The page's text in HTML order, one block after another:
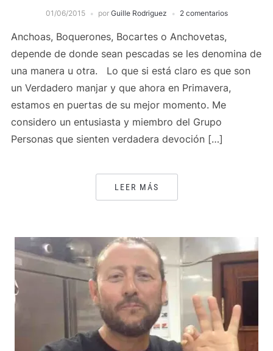
01/06/2015 por Guille Rodriguez 2 comentarios
Anchoas, Boquerones, Bocartes o Anchovetas,
depende de donde sean pescadas se les denomina de
una manera u otra. Lo que si está claro es que son
un Verdadero manjar y que ahora en Primavera,
estamos en puertas de su mejor momento. Me
considero un entusiasta y miembro del Grupo
Personas que sienten verdadera devoción […]
LEER MÁS